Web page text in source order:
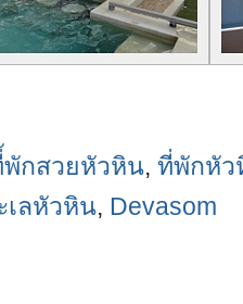
กสวยหัวหิน, ที่พักหัว
เลหัวหิน, Devasom